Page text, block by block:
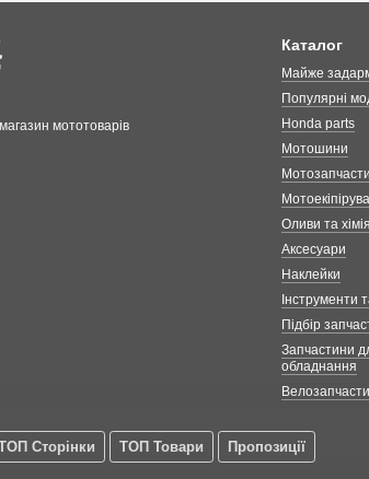
мототоварів
Каталог
Майже
Популярні
Honda parts
Мотошини
Оливи та хімія
Аксесуари
Наклейки
Інструменти
Підбір
Запчастини
обладнання
Сторінки ТОП Товари Пропозиції